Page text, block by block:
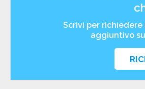
Scrivi per
aggiuntivo